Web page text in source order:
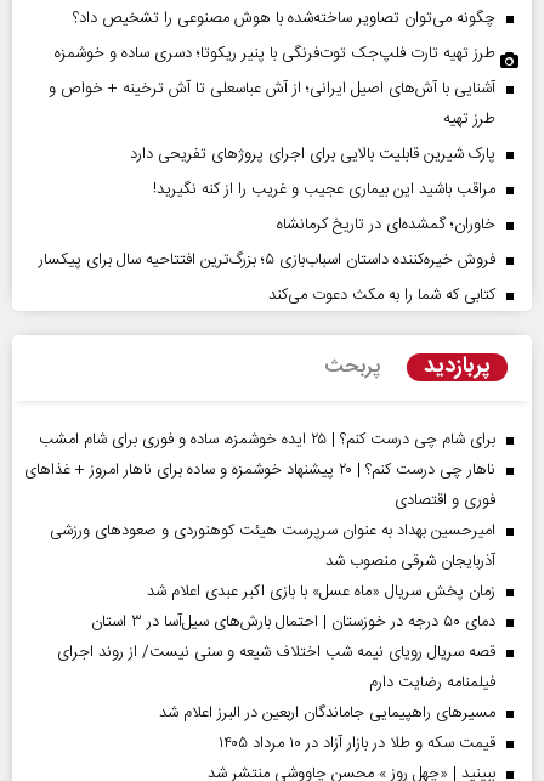
چگونه می‌توان تصاویر ساخته‌شده با هوش مصنوعی را تشخیص داد؟
طرز تهیه تارت فلپ‌جک توت‌فرنگی با پنیر ریکوتا؛ دسری ساده و خوشمزه
آشنایی با آش‌های اصیل ایرانی؛ از آش عباسعلی تا آش ترخینه + خواص و
طرز تهیه
پارک شیرین قابلیت‌ بالایی برای اجرای پروژهای تفریحی دارد
مراقب باشید این بیماری عجیب و غریب را از کنه نگیرید!
خاوران؛ گمشده‌ای در تاریخ کرمانشاه
فروش خیره‌کننده داستان اسباب‌بازی ۵؛ بزرگ‌ترین افتتاحیه سال برای پیکسار
کتابی که شما را به مکث دعوت می‌کند
پربازدید پربحث
برای شام چی درست کنم؟ | ۲۵ ایده خوشمزه، ساده و فوری برای شام امشب
ناهار چی درست کنم؟ | ۲۰ پیشنهاد خوشمزه و ساده برای ناهار امروز + غذاهای
فوری و اقتصادی
امیرحسین بهداد به عنوان سرپرست هیئت کوهنوردی و صعودهای ورزشی
آذربایجان شرقی منصوب شد
زمان پخش سریال «ماه عسل» با بازی اکبر عبدی اعلام شد
دمای ۵۰ درجه در خوزستان | احتمال بارش‌های سیل‌آسا در ۳ استان
قصه سریال رویای نیمه شب اختلاف شیعه و سنی نیست/ از روند اجرای
فیلمنامه رضایت دارم
مسیر‌های راهپیمایی جاماندگان اربعین در البرز اعلام شد
قیمت سکه و طلا در بازار آزاد در ۱۰ مرداد ۱۴۰۵
ببینید | «چهل روز » محسن چاووشی منتشر شد